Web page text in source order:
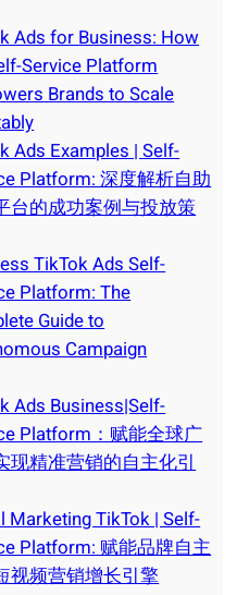
Ads for Business: How
Service Platform
Brands to Scale
Ads Examples | Self-
Platform: 深度解析自助
台的成功案例与投放策
TikTok Ads Self-
Platform: The
Guide to
Campaign
Ads Business|Self-
Platform：赋能全球广
现精准营销的自主化引
Marketing TikTok | Self-
Platform: 赋能品牌自主
视频营销增长引擎